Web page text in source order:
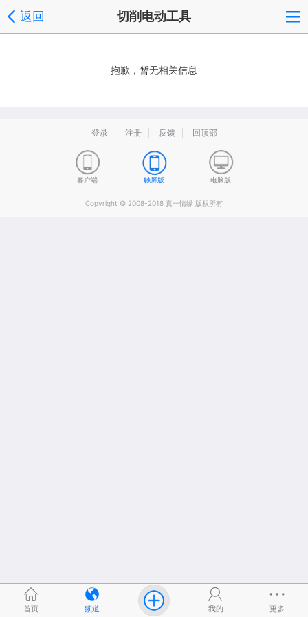
返回 切削电动工具
抱歉，暂无相关信息
登录 注册 反馈 回顶部
客户端 触屏版 电脑版
Copyright © 2008-2018 真一情缘 版权所有
首页 频道 我的 更多